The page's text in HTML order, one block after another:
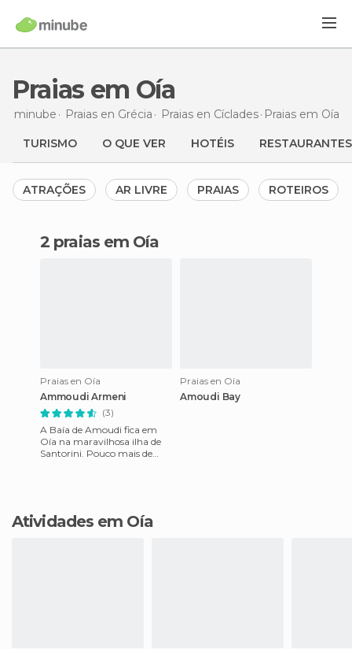
Praias em Oía
minube Praias en Grécia Praias en Cíclades Praias em Oía
TURISMO O QUE VER HOTÉIS RESTAURANTES
ATRAÇÕES AR LIVRE PRAIAS ROTEIROS
2 praias em Oía
Praias en Oía
Ammoudi Armeni
(3)
A Baía de Amoudi fica em
Oía na maravilhosa ilha de
Santorini. Pouco mais de
Praias en Oía
Amoudi Bay
Atividades em Oía